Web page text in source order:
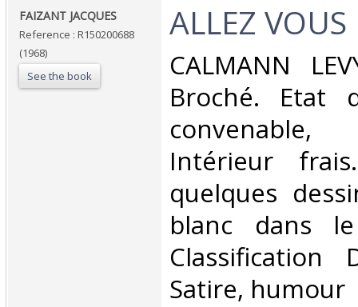
‎FAIZANT JACQUES‎
Reference : R150200688
(1968)
See the book
‎ALLEZ
‎CALMANN
Broché. Etat
Intérieur
quelques
blanc dans
Classification
Satire, humour‎